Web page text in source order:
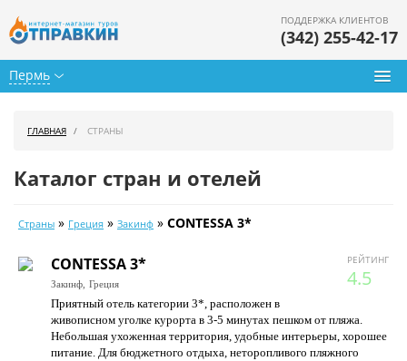
Пермь
ПОДДЕРЖКА КЛИЕНТОВ
(342) 255-42-17
Календарь туров
Цены дня
Страны
Как купить
ГЛАВНАЯ СТРАНЫ
Каталог стран и отелей
Страны » Греция » Закинф » CONTESSA 3*
РЕЙТИНГ
4.5
CONTESSA 3*
Закинф, Греция
Приятный отель категории 3*, расположен в
живописном уголке курорта в 3-5 минутах пешком от пляжа.
Небольшая ухоженная территория, удобные интерьеры, хорошее
питание. Для бюджетного отдыха, неторопливого пляжного